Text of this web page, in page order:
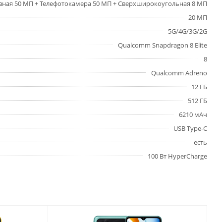
50 МП + Телефотокамера 50 МП + Сверхширокоугольная 8 МП
20 МП
5G/4G/3G/2G
Qualcomm Snapdragon 8 Elite
8
Qualcomm Adreno
12 ГБ
512 ГБ
6210 мАч
USB Type-C
есть
100 Вт HyperCharge